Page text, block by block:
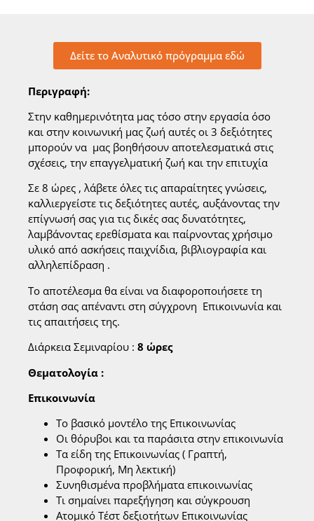
Δείτε το Αναλυτικό πρόγραμμα εδώ
Περιγραφή:
Στην καθημερινότητα μας τόσο στην εργασία όσο
και στην κοινωνική μας ζωή αυτές οι 3 δεξιότητες
μπορούν να μας βοηθήσουν αποτελεσματικά στις
σχέσεις, την επαγγελματική ζωή και την επιτυχία
Σε 8 ώρες , λάβετε όλες τις απαραίτητες γνώσεις,
καλλιεργείστε τις δεξιότητες αυτές, αυξάνοντας την
επίγνωσή σας για τις δικές σας δυνατότητες,
λαμβάνοντας ερεθίσματα και παίρνοντας χρήσιμο
υλικό από ασκήσεις παιχνίδια, βιβλιογραφία και
αλληλεπίδραση .
Το αποτέλεσμα θα είναι να διαφοροποιήσετε τη
στάση σας απέναντι στη σύγχρονη Επικοινωνία και
τις απαιτήσεις της.
Διάρκεια Σεμιναρίου : 8 ώρες
Θεματολογία :
Επικοινωνία
Το βασικό μοντέλο της Επικοινωνίας
Οι θόρυβοι και τα παράσιτα στην επικοινωνία
Τα είδη της Επικοινωνίας ( Γραπτή,
Προφορική, Μη λεκτική)
Συνηθισμένα προβλήματα επικοινωνίας
Τι σημαίνει παρεξήγηση και σύγκρουση
Ατομικό Τέστ δεξιοτήτων Επικοινωνίας